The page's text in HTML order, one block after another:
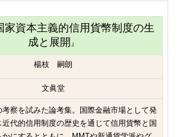
家資本主義的信用貨幣制度の生
成と展開 』
楊枝 嗣朗
文眞堂
察を試みた論考集。国際金融市場として発
近代的信用制度の歴史を通じて信用貨幣と国